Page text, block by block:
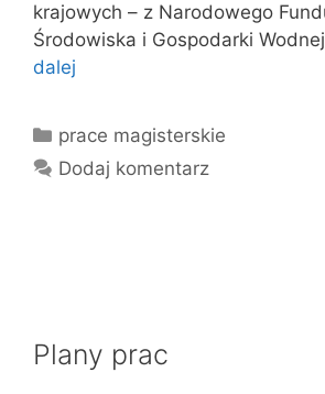
krajowych – z Narodowego
Środowiska i Gospodarki
dalej
Kategorie
prace magisterskie
Dodaj komentarz
Plany prac